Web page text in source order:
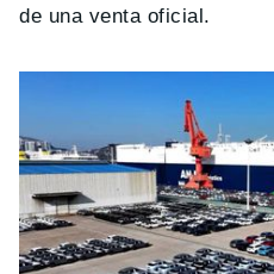
de una venta oficial.